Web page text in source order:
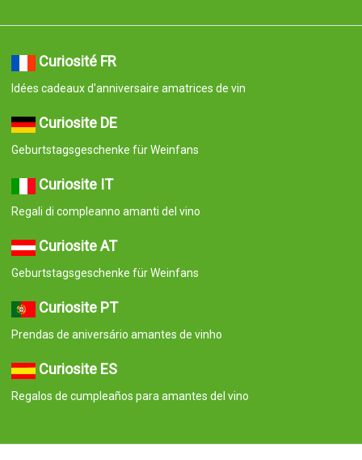
Curiosité FR
Idées cadeaux d'anniversaire amatrices de vin
Curiosite DE
Geburtstagsgeschenke für Weinfans
Curiosite IT
Regali di compleanno amanti del vino
Curiosite AT
Geburtstagsgeschenke für Weinfans
Curiosite PT
Prendas de aniversário amantes de vinho
Curiosite ES
Regalos de cumpleaños para amantes del vino